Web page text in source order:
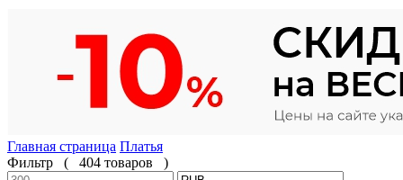
Главная страница Платья
Фильтр
( 404 товаров )